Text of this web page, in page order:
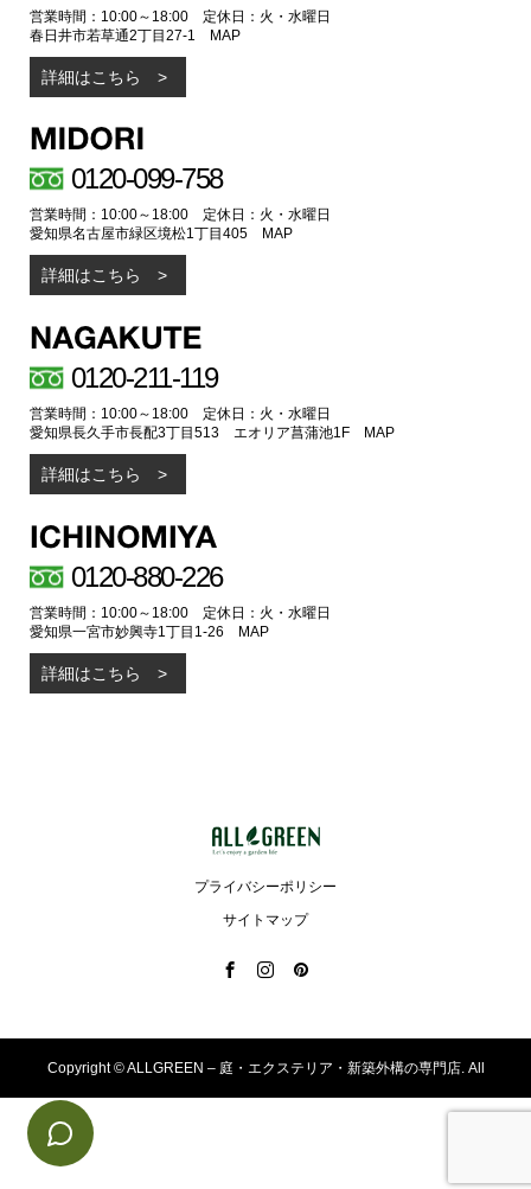
営業時間：10:00～18:00 定休日：火・水曜日
春日井市若草通2丁目27-1 MAP
詳細はこちら
0120-099-758
営業時間：10:00～18:00 定休日：火・水曜日
愛知県名古屋市緑区境松1丁目405
MAP
詳細はこちら
0120-211-119
営業時間：10:00～18:00 定休日：火・水曜日
愛知県長久手市長配3丁目513 エオリア菖蒲池1F
MAP
詳細はこちら
0120-880-226
営業時間：10:00～18:00 定休日：火・水曜日
愛知県一宮市妙興寺1丁目1-26
MAP
詳細はこちら
プライバシーポリシー
サイトマップ
Copyright ©ALLGREEN – 庭・エクステリア・新築外構の専門店. All